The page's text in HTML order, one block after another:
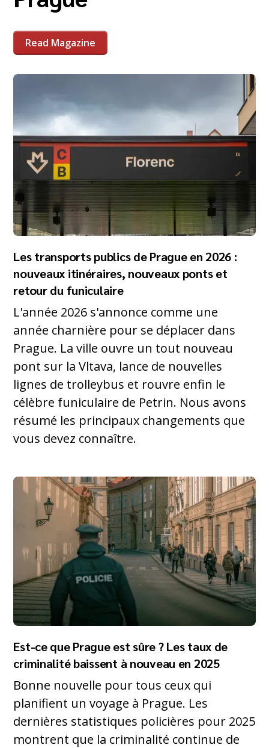
Read Magazine
Les transports publics de Prague en 2026 :
nouveaux itinéraires, nouveaux ponts et
retour du funiculaire
L'année 2026 s'annonce comme une
année charnière pour se déplacer dans
Prague. La ville ouvre un tout nouveau
pont sur la Vltava, lance de nouvelles
lignes de trolleybus et rouvre enfin le
célèbre funiculaire de Petrin. Nous avons
résumé les principaux changements que
vous devez connaître.
Est-ce que Prague est sûre ? Les taux de
criminalité baissent à nouveau en 2025
Bonne nouvelle pour tous ceux qui
planifient un voyage à Prague. Les
dernières statistiques policières pour 2025
montrent que la criminalité continue de